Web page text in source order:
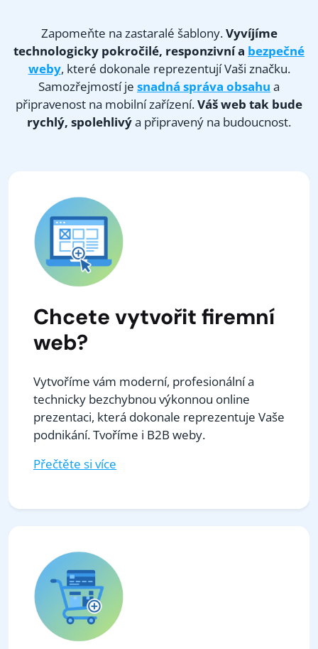
Zapomeňte na zastaralé šablony.Vyvíjíme
technologicky pokročilé, responzivní a bezpečné
weby, které dokonale reprezentují Vaši značku.
Samozřejmostí je snadná správa obsahu a
připravenost na mobilní zařízení.Váš web tak bude
rychlý, spolehlivýa připravený na budoucnost.
Chcete vytvořit firemní
web?
Vytvoříme vám moderní, profesionální a
technicky bezchybnou výkonnou online
prezentaci, která dokonale reprezentuje Vaše
podnikání. Tvoříme i B2B weby.
Přečtěte si více